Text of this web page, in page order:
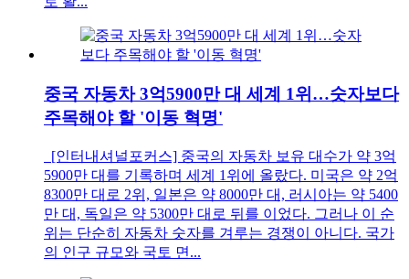
중국 자동차 3억5900만 대 세계 1위…숫자보다
주목해야 할 '이동 혁명'
[인터내셔널포커스] 중국의 자동차 보유 대수가 약 3억
5900만 대를 기록하며 세계 1위에 올랐다. 미국은 약 2억
8300만 대로 2위, 일본은 약 8000만 대, 러시아는 약 5400
만 대, 독일은 약 5300만 대로 뒤를 이었다. 그러나 이 순
위는 단순히 자동차 숫자를 겨루는 경쟁이 아니다. 국가
의 인구 규모와 국토 면...